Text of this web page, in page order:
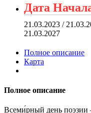
Дата
21.03.2023 /
21.03.2027
Полное описание
Карта
Полное описание
Всеми́рный день